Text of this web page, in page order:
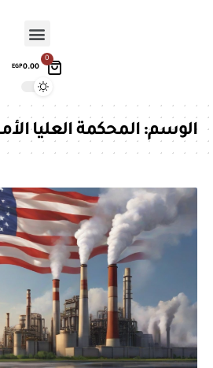
0
EGP0.00
الوسم:المحكمة العليا